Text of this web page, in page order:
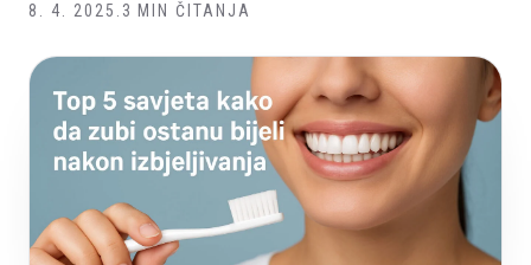
8. 4. 2025. 3 MIN ČITANJA